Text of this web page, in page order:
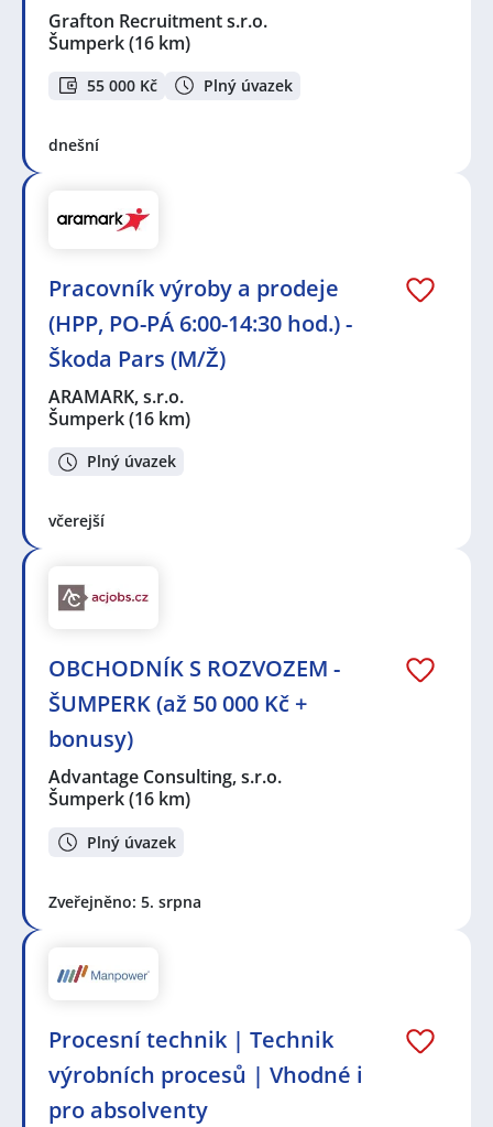
Grafton Recruitment s.r.o.
Šumperk(16 km)
55 000 Kč Plný úvazek
dnešní
Pracovník výroby a prodeje
(HPP, PO-PÁ 6:00-14:30 hod.) -
Škoda Pars (M/Ž)
ARAMARK, s.r.o.
Šumperk(16 km)
Plný úvazek
včerejší
OBCHODNÍK S ROZVOZEM -
ŠUMPERK (až 50 000 Kč +
bonusy)
Advantage Consulting, s.r.o.
Šumperk(16 km)
Plný úvazek
Zveřejněno: 5. srpna
Procesní technik | Technik
výrobních procesů | Vhodné i
pro absolventy